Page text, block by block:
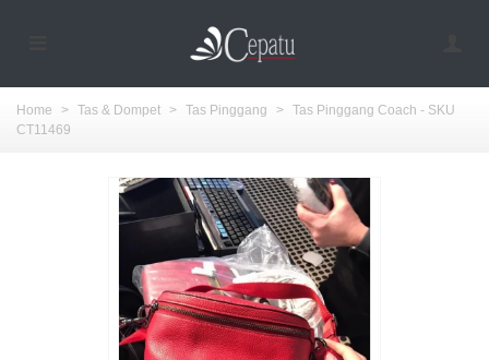
Home > Tas & Dompet > Tas Pinggang > Tas Pinggang Coach - SKU
CT11469